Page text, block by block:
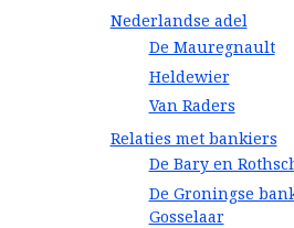
Nederlandse adel
De Mauregnault
Heldewier
Van Raders
Relaties met bankiers
De Bary en
De Groningse
Gosselaar